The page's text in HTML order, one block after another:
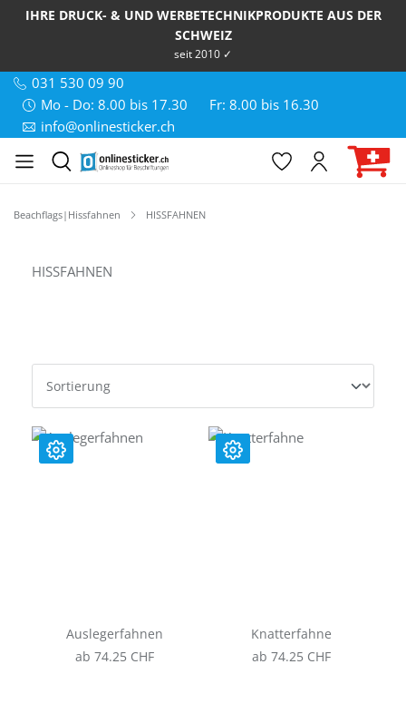
IHRE DRUCK- & UND WERBETECHNIKPRODUKTE AUS DER
SCHWEIZ
seit 2010 ✓
031 530 09 90
Mo - Do: 8.00 bis 17.30
Fr: 8.00 bis 16.30
info@onlinesticker.ch
Beachflags|Hissfahnen HISSFAHNEN
HISSFAHNEN
Auslegerfahnen
ab 74.25 CHF
Knatterfahne
ab 74.25 CHF